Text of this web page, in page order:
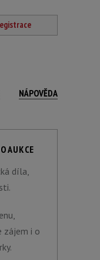
NÁPOVĚDA
AUKCE
díla,
zájem i o